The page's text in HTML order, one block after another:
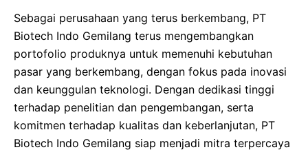
Sebagai perusahaan yang terus berkembang, PT
Biotech Indo Gemilang terus mengembangkan
portofolio produknya untuk memenuhi kebutuhan
pasar yang berkembang, dengan fokus pada inovasi
dan keunggulan teknologi. Dengan dedikasi tinggi
terhadap penelitian dan pengembangan, serta
komitmen terhadap kualitas dan keberlanjutan, PT
Biotech Indo Gemilang siap menjadi mitra terpercaya